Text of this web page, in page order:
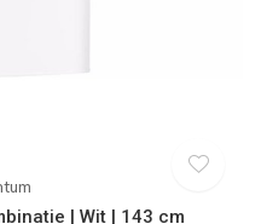
| Wit | 143 cm